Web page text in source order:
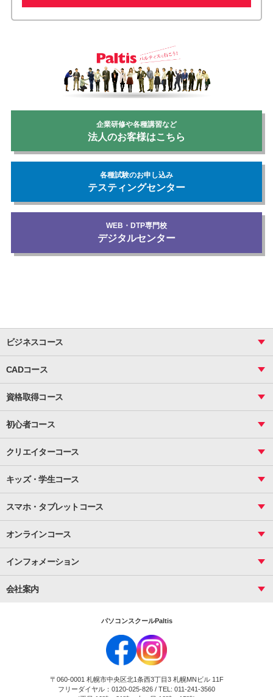
企業研修や各種講習など
法人のお客様はこちら
各種試験のお申し込み
テスティングセンター
WEB・DTP専門校
デジタルセンター
ビジネスコース
関数
ピボットテーブル
マクロ
資料作成（基礎）
資料作成（応用）
プレゼンスキル
Word
文書作成（応用）
文書作成（デザイン活用）
Access
データベース活用
CADコース
図面作成（基礎）
図面作成（応用）
資格取得コース
VBAエキスパート
ビジネス統計
CS
サーティファイ
初心者コース
案内文書・レター・はがき・POP作成
インターネット活用
メール活用
クリエイターコース
基礎
応用
Illustrator
基礎
応用
HTML/CSS
InDesign
Basic
キッズ・学生コース
プライマリー（年長～小２）
スタンダード（小３～小６）
マインクラフト（年長～小６）
パソコンコース
中学生コース
高校生コース
スマホ・タブレットコース
初めてのLINE
初めてのInstagram
初めてのTwitter
初めてのfacebook
オンラインコース
インフォメーション
パルティスの特徴
ジュニアプログラミングスクール時計台教室
ジュニアプログラミングスクール苫小牧沼ノ端教室
会社案内
パソコンスクールPaltis
〒060-0001 札幌市中央区北1条西3丁目3 札幌MNビル 11F
フリーダイヤル：0120-025-826 / TEL: 011-241-3560